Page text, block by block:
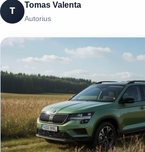
T
Tomas Valenta
Autorius